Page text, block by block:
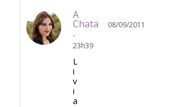
A
Chata
08/09/2011
-
23h39
L
i
v
i
a